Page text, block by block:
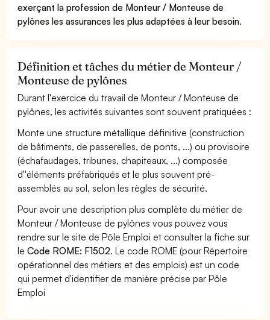
exerçant la profession de Monteur / Monteuse de
pylônes les assurances les plus adaptées à leur besoin.
Définition et tâches du métier de Monteur /
Monteuse de pylônes
Durant l'exercice du travail de Monteur / Monteuse de
pylônes, les activités suivantes sont souvent pratiquées :
Monte une structure métallique définitive (construction
de bâtiments, de passerelles, de ponts, ...) ou provisoire
(échafaudages, tribunes, chapiteaux, ...) composée
d''éléments préfabriqués et le plus souvent pré-
assemblés au sol, selon les règles de sécurité.
Pour avoir une description plus complète du métier de
Monteur / Monteuse de pylônes vous pouvez vous
rendre sur le site de Pôle Emploi et consulter la fiche sur
leCode ROME: F1502. Le code ROME (pour Répertoire
opérationnel des métiers et des emplois) est un code
qui permet d'identifier de manière précise par Pôle
Emploi